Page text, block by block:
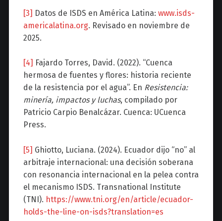
[3] Datos de ISDS en América Latina: www.isds-
americalatina.org. Revisado en noviembre de
2025.
[4] Fajardo Torres, David. (2022). “Cuenca
hermosa de fuentes y flores: historia reciente
de la resistencia por el agua”. En Resistencia:
minería, impactos y luchas, compilado por
Patricio Carpio Benalcázar. Cuenca: UCuenca
Press.
[5] Ghiotto, Luciana. (2024). Ecuador dijo “no” al
arbitraje internacional: una decisión soberana
con resonancia internacional en la pelea contra
el mecanismo ISDS. Transnational Institute
(TNI). https://www.tni.org/en/article/ecuador-
holds-the-line-on-isds?translation=es